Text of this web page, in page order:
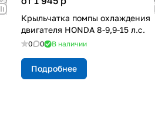
Крыльчатка помпы охлаждения
двигателя HONDA 8-9,9-15 л.с.
0 0 В наличии
Подробнее